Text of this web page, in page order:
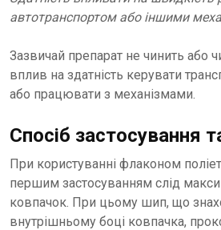
автотранспортом або іншими
Зазвичай препарат не чинить або
вплив на здатність керувати
або працювати з механізмами.
Спосіб застосування
При користуванні флаконом
першим застосуванням слід
ковпачок. При цьому шип, що
внутрішньому боці ковпачка,